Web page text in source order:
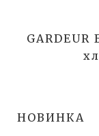
НОВИНКА